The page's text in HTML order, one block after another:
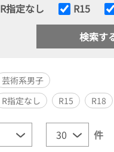
R指定なし R15
芸術系男子
R指定なし R15 R18
件